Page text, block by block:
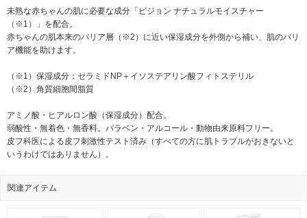
未熟な赤ちゃんの肌に必要な成分「ピジョン ナチュラルモイスチャー
（※1）」を配合。
赤ちゃんの肌本来のバリア層（※2）に近い保湿成分を外側から補い、肌のバリ
ア機能を助けます。
（※1）保湿成分：セラミドNP＋イソステアリン酸フィトステリル
（※2）角質細胞間脂質
アミノ酸・ヒアルロン酸（保湿成分）配合。
弱酸性・無着色・無香料。パラベン・アルコール・動物由来原料フリー。
皮フ科医による皮フ刺激性テスト済み（すべての方に肌トラブルがおきないと
いうわけではありません）。
関連アイテム